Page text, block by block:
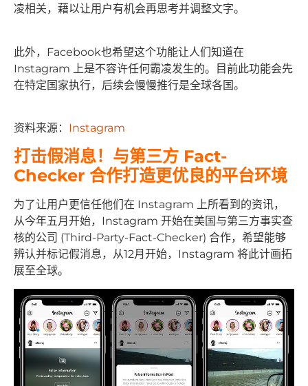
凌相关，藉以让用户有机会再思考并调整文字。
此外，Facebook也希望这个功能让人们知道在
Instagram 上是不容许任何霸凌发生的。目前此功能会先
在特定国家执行，后续会慢慢推行是全球各国。
资料来源： Instagram
打击假消息！与第三方 Fact-
Checker 合作打造更优良的平台环境
为了让用户更信任他们在 Instagram 上所看到的资讯，
从今年五月开始，Instagram 开始在美国与第三方事实查
核的公司 (Third-Party-Fact-Checker) 合作，希望能够
辨认并标记假消息，从12月开始，Instagram 将此计画拓
展至全球。